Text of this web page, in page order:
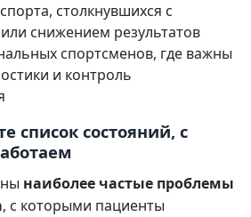
столкнувшихся с
снижением результатов
спортсменов, где важны
и контроль
список состояний, с
наиболее частые проблемы
, с которыми пациенты